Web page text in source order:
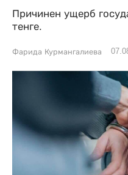
Причинен ущерб
тенге.
Фарида Курмангалиева